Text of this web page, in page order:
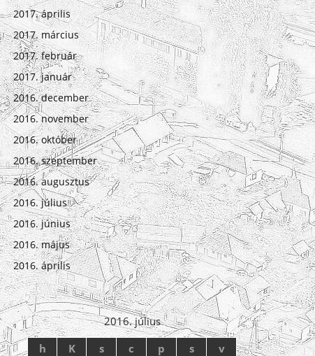
2017. április
2017. március
2017. február
2017. január
2016. december
2016. november
2016. október
2016. szeptember
2016. augusztus
2016. július
2016. június
2016. május
2016. április
2016. július
h
K s c p s
v